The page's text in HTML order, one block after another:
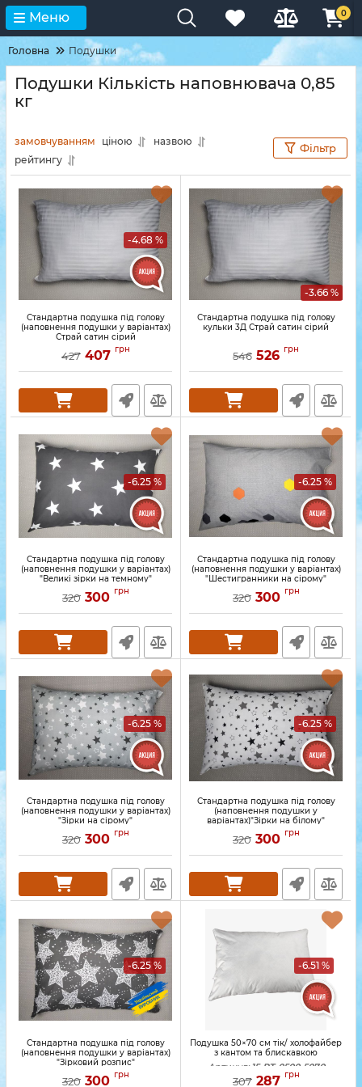
Меню 0
Головна Подушки
Подушки Кількість наповнювача 0,85
кг
замовчуванням ціною
назвою
рейтингу
Фільтр
-4.68 %
Стандартна подушка під голову
(наповнення подушки у варіантах)
Страй сатин сірий
427 407 грн
-3.66 %
Стандартна подушка під голову
кульки 3Д Страй сатин сірий
546 526 грн
-6.25 %
Стандартна подушка під голову
(наповнення подушки у варіантах)
"Великі зірки на темному"
320 300 грн
-6.25 %
Стандартна подушка під голову
(наповнення подушки у варіантах)
"Шестигранники на сірому"
320 300 грн
-6.25 %
Стандартна подушка під голову
(наповнення подушки у варіантах)
"Зірки на сірому"
320 300 грн
-6.25 %
Стандартна подушка під голову
(наповнення подушки у
варіантах)"Зірки на білому"
320 300 грн
-6.25 %
Стандартна подушка під голову
(наповнення подушки у варіантах)
"Зірковий розпис"
320 300 грн
-6.51 %
Подушка 50×70 см тік/ холофайбер
з кантом та блискавкою
Артикул: 15-PT-0500-5070
307 287 грн